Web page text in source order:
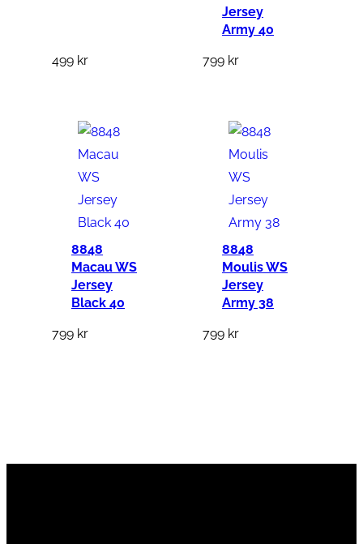
499 kr
Jersey
Army 40
799 kr
8848
Macau WS
Jersey
Black 40
799 kr
8848
Moulis WS
Jersey
Army 38
799 kr